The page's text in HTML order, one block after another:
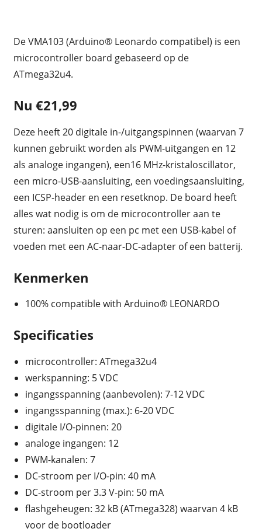
De VMA103 (Arduino® Leonardo compatibel) is een
microcontroller board gebaseerd op de
ATmega32u4.
Nu €21,99
Deze heeft 20 digitale in-/uitgangspinnen (waarvan 7
kunnen gebruikt worden als PWM-uitgangen en 12
als analoge ingangen), een16 MHz-kristaloscillator,
een micro-USB-aansluiting, een voedingsaansluiting,
een ICSP-header en een resetknop. De board heeft
alles wat nodig is om de microcontroller aan te
sturen: aansluiten op een pc met een USB-kabel of
voeden met een AC-naar-DC-adapter of een batterij.
Kenmerken
100% compatible with Arduino® LEONARDO
Specificaties
microcontroller: ATmega32u4
werkspanning: 5 VDC
ingangsspanning (aanbevolen): 7-12 VDC
ingangsspanning (max.): 6-20 VDC
digitale I/O-pinnen: 20
analoge ingangen: 12
PWM-kanalen: 7
DC-stroom per I/O-pin: 40 mA
DC-stroom per 3.3 V-pin: 50 mA
flashgeheugen: 32 kB (ATmega328) waarvan 4 kB
voor de bootloader